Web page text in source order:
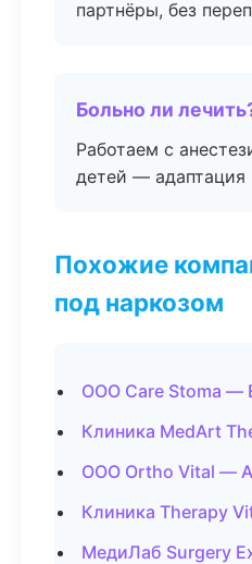
партнёры, без
Больно ли
Работаем с
детей — адаптация
Похожие
под наркозом
ООО Care Stoma —
Клиника MedArt
ООО Ortho Vital —
Клиника Therapy
МедиЛаб Surgery